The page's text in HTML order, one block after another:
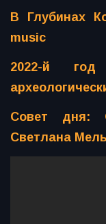
В Глубинах
music
2022-й
Совет дня:
Светлана